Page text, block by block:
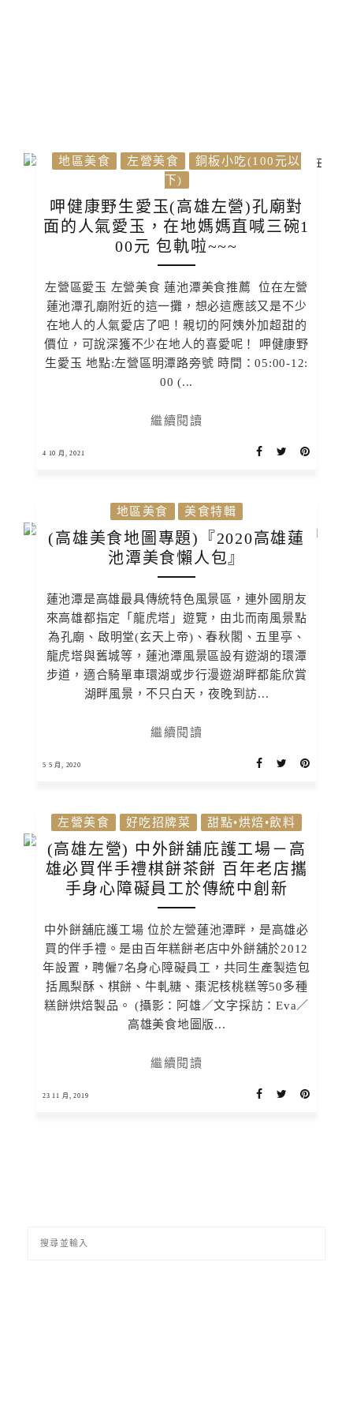
地區美食 左營美食
銅板小吃(100元以
下)
呷健康野生愛玉(高雄左營)孔廟對
面的人氣愛玉，在地媽媽直喊三碗1
00元 包軌啦~~~
左營區愛玉 左營美食 蓮池潭美食推薦 位在左營
蓮池潭孔廟附近的這一攤，想必這應該又是不少
在地人的人氣愛店了吧！親切的阿姨外加超甜的
價位，可說深獲不少在地人的喜愛呢！ 呷健康野
生愛玉 地點:左營區明潭路旁號 時間：05:00-12:
00 (...
繼續閱讀
4 10 月, 2021
地區美食 美食特輯
(高雄美食地圖專題)『2020高雄蓮
池潭美食懶人包』
蓮池潭是高雄最具傳統特色風景區，連外國朋友
來高雄都指定「龍虎塔」遊覽，由北而南風景點
為孔廟、啟明堂(玄天上帝)、春秋閣、五里亭、
龍虎塔與舊城等，蓮池潭風景區設有遊湖的環潭
步道，適合騎單車環湖或步行漫遊湖畔都能欣賞
湖畔風景，不只白天，夜晚到訪...
繼續閱讀
5 5 月, 2020
左營美食 好吃招牌菜 甜點•烘焙•飲料
(高雄左營) 中外餅舖庇護工場－高
雄必買伴手禮棋餅茶餅 百年老店攜
手身心障礙員工於傳統中創新
中外餅舖庇護工場 位於左營蓮池潭畔，是高雄必
買的伴手禮。是由百年糕餅老店中外餅舖於2012
年設置，聘僱7名身心障礙員工，共同生產製造包
括鳳梨酥、棋餅、牛軋糖、棗泥核桃糕等50多種
糕餅烘焙製品。 (攝影：阿雄／文字採訪：Eva／
高雄美食地圖版...
繼續閱讀
23 11 月, 2019